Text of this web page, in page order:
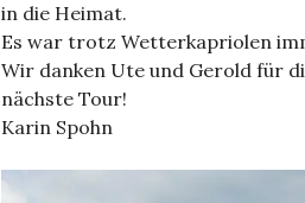
in die Heimat.
Es war trotz Wetterkapriolen
Wir danken Ute und Gerold für
nächste Tour!
Karin Spohn